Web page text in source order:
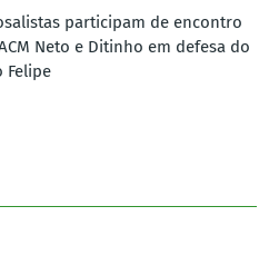
participam de encontro
Neto e Ditinho em defesa do
Felipe